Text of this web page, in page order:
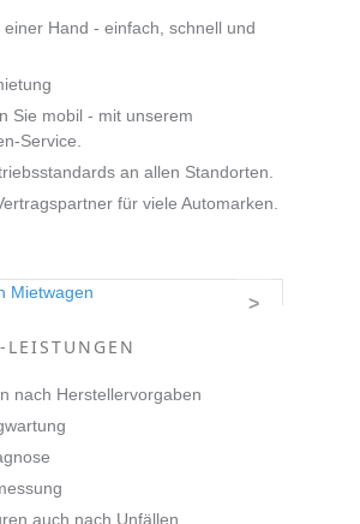
einer Hand - einfach, schnell und
Sie mobil - mit unserem
Service.
an allen Standorten.
für viele Automarken.
>
LEISTUNGEN
nach Herstellervorgaben
auch nach Unfällen